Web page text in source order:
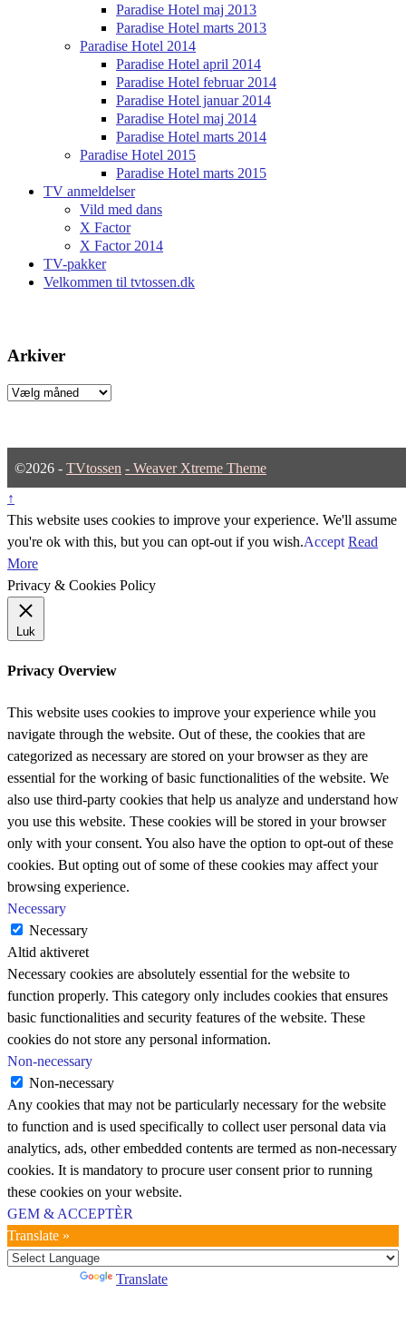
Paradise Hotel maj 2013
Paradise Hotel marts 2013
Paradise Hotel 2014
Paradise Hotel april 2014
Paradise Hotel februar 2014
Paradise Hotel januar 2014
Paradise Hotel maj 2014
Paradise Hotel marts 2014
Paradise Hotel 2015
Paradise Hotel marts 2015
TV anmeldelser
Vild med dans
X Factor
X Factor 2014
TV-pakker
Velkommen til tvtossen.dk
Arkiver
Arkiver
©2026 - TVtossen - Weaver Xtreme Theme
↑
This website uses cookies to improve your experience. We'll assume
you're ok with this, but you can opt-out if you wish.Accept Read
More
Privacy & Cookies Policy
Luk
Privacy Overview
This website uses cookies to improve your experience while you
navigate through the website. Out of these, the cookies that are
categorized as necessary are stored on your browser as they are
essential for the working of basic functionalities of the website. We
also use third-party cookies that help us analyze and understand how
you use this website. These cookies will be stored in your browser
only with your consent. You also have the option to opt-out of these
cookies. But opting out of some of these cookies may affect your
browsing experience.
Necessary
Necessary
Altid aktiveret
Necessary cookies are absolutely essential for the website to
function properly. This category only includes cookies that ensures
basic functionalities and security features of the website. These
cookies do not store any personal information.
Non-necessary
Non-necessary
Any cookies that may not be particularly necessary for the website
to function and is used specifically to collect user personal data via
analytics, ads, other embedded contents are termed as non-necessary
cookies. It is mandatory to procure user consent prior to running
these cookies on your website.
GEM & ACCEPTÈR
Translate »
Translate